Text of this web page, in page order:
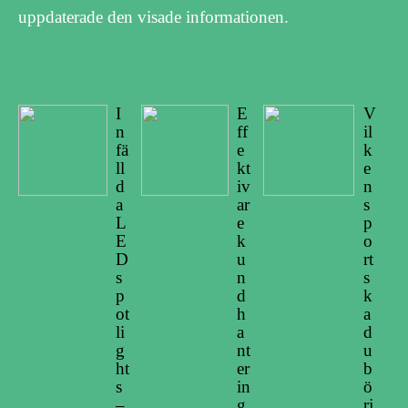
uppdaterade den visade informationen.
I
n
fä
ll
d
a
L
E
D
s
p
ot
li
g
ht
s
E
ff
e
kt
iv
ar
e
k
u
n
d
h
a
nt
er
in
V
il
k
e
n
s
p
o
rt
s
k
a
d
u
b
ö